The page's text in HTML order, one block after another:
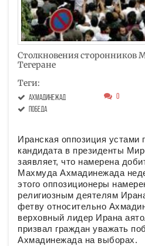
Столкновения сторонников
Тегеране
Теги:
ахмадинежад
победа
0
Иранская оппозиция устами
кандидата в президенты
заявляет, что намерена
Махмуда Ахмадинежада
этого оппозиционеры
религиозным деятелям
фетву относительно
верховный лидер Ирана
призвал граждан уважать
Ахмадинежада на выборах.